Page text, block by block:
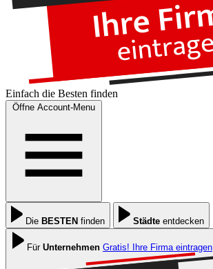
Einfach die Besten finden
Öffne Account-Menu
Die BESTEN finden Städte entdecken
Für Unternehmen Gratis! Ihre Firma eintragen